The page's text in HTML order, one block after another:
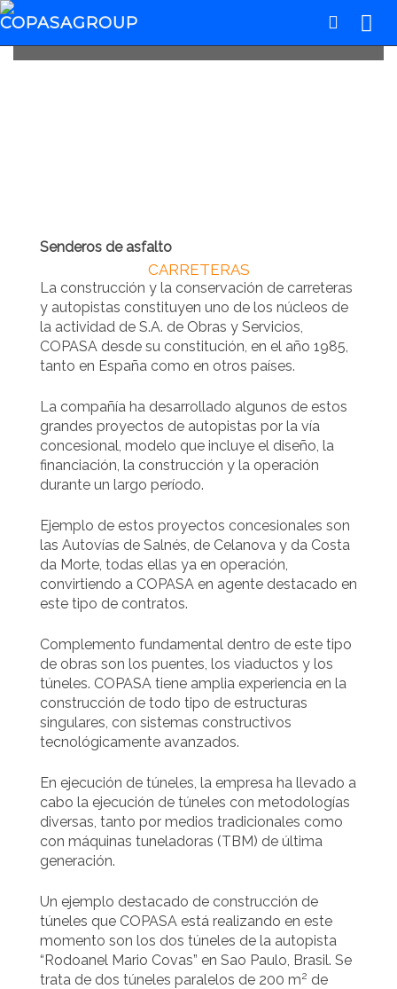
CARRETERAS
Senderos de asfalto
La construcción y la conservación de carreteras
y autopistas constituyen uno de los núcleos de
la actividad de S.A. de Obras y Servicios,
COPASA desde su constitución, en el año 1985,
tanto en España como en otros países.
La compañía ha desarrollado algunos de estos
grandes proyectos de autopistas por la vía
concesional, modelo que incluye el diseño, la
financiación, la construcción y la operación
durante un largo período.
Ejemplo de estos proyectos concesionales son
las Autovías de Salnés, de Celanova y da Costa
da Morte, todas ellas ya en operación,
convirtiendo a COPASA en agente destacado en
este tipo de contratos.
Complemento fundamental dentro de este tipo
de obras son los puentes, los viaductos y los
túneles. COPASA tiene amplia experiencia en la
construcción de todo tipo de estructuras
singulares, con sistemas constructivos
tecnológicamente avanzados.
En ejecución de túneles, la empresa ha llevado a
cabo la ejecución de túneles con metodologías
diversas, tanto por medios tradicionales como
con máquinas tuneladoras (TBM) de última
generación.
Un ejemplo destacado de construcción de
túneles que COPASA está realizando en este
momento son los dos túneles de la autopista
“Rodoanel Mario Covas” en Sao Paulo, Brasil. Se
trata de dos túneles paralelos de 200 m2 de